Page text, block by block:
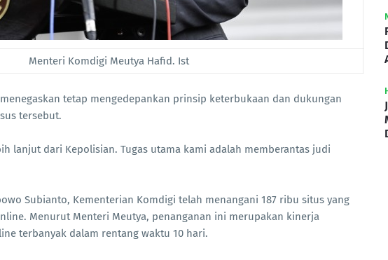
Menteri Komdigi Meutya Hafid. Ist
tetap mengedepankan prinsip keterbukaan dan dukungan
tersebut.
lanjut dari Kepolisian. Tugas utama kami adalah memberantas judi
Subianto, Kementerian Komdigi telah menangani 187 ribu situs yang
Menurut Menteri Meutya, penanganan ini merupakan kinerja
terbanyak dalam rentang waktu 10 hari.